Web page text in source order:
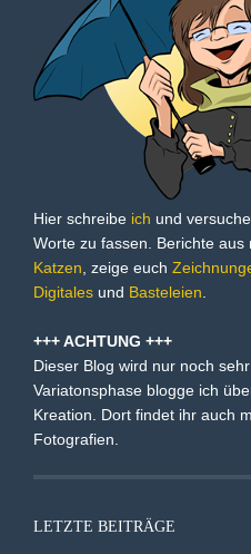
Hier schreibe ich und
Worte zu fassen. Berichte aus
Katzen , zeige euch
Digitales und Basteleien
+++ ACHTUNG +++
Dieser Blog wird nur noch
Variatonsphase blogge ich
Kreation. Dort findet ihr auch
Fotografien.
LETZTE BEITRÄGE